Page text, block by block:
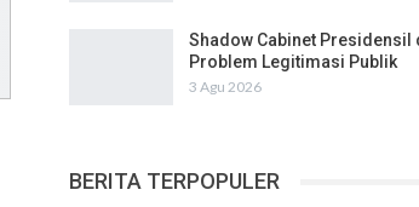
Shadow Cabinet Presidensil
Problem Legitimasi Publik
3 Agu 2026
BERITA TERPOPULER